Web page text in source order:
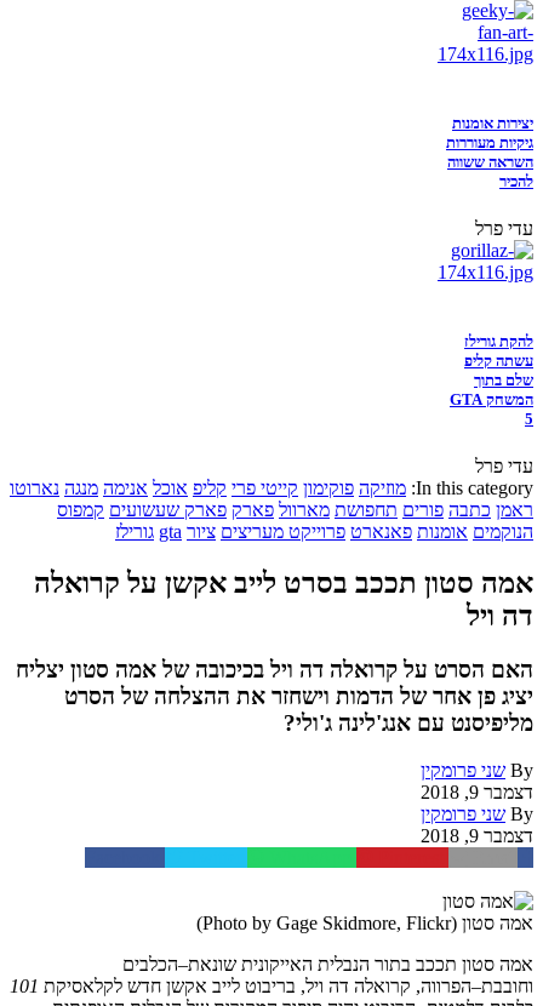
יצירות אומנות
גיקיות מעוררות
השראה ששווה
להכיר
עדי פרל
להקת גורילז
עשתה קליפ
שלם בתוך
המשחק GTA
5
עדי פרל
In this category: מוזיקה פוקימון קייטי פרי קליפ אוכל אנימה מנגה נארוטו
ראמן כתבה פורים תחפושת מארוול פארק פארק שעשועים קמפוס
הנוקמים אומנות פאנארט פרוייקט מעריצים ציור gta גורילז
אמה סטון תככב בסרט לייב אקשן על קרואלה
דה ויל
האם הסרט על קרואלה דה ויל בכיכובה של אמה סטון יצליח
יציג פן אחר של הדמות וישחזר את ההצלחה של הסרט
מליפיסנט עם אנג'לינה ג'ולי?
By שני פרומקין
דצמבר 9, 2018
By שני פרומקין
דצמבר 9, 2018
אמה סטון (Photo by Gage Skidmore, Flickr)
אמה סטון תככב בתור הנבלית האייקונית שונאת–הכלבים
וחובבת–הפרווה, קרואלה דה ויל, בריבוט לייב אקשן חדש לקלאסיקת